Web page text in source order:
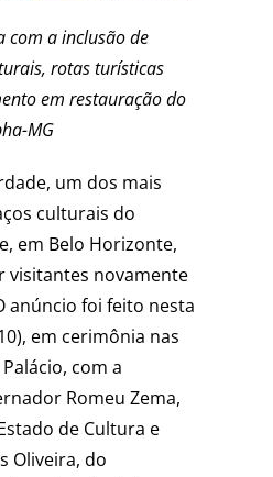
com a inclusão de
rotas turísticas
em restauração do
MG
um dos mais
culturais do
em Belo Horizonte,
visitantes novamente
anúncio foi feito nesta
em cerimônia nas
com a
Romeu Zema,
de Cultura e
Oliveira, do